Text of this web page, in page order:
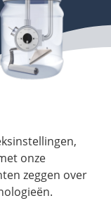
onze
zeggen over